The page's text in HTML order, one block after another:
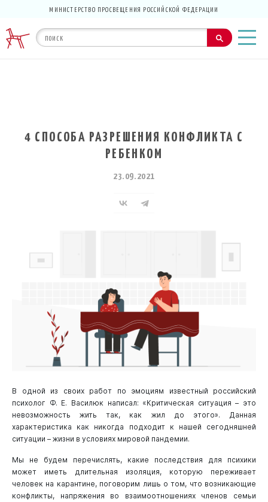
МИНИСТЕРСТВО ПРОСВЕЩЕНИЯ РОССИЙСКОЙ ФЕДЕРАЦИИ
4 СПОСОБА РАЗРЕШЕНИЯ КОНФЛИКТА С
РЕБЕНКОМ
23.09.2021
В одной из своих работ по эмоциям известный российский
психолог Ф. Е. Василюк написал: «Критическая ситуация – это
невозможность жить так, как жил до этого». Данная
характеристика как никогда подходит к нашей сегодняшней
ситуации – жизни в условиях мировой пандемии.
Мы не будем перечислять, какие последствия для психики
может иметь длительная изоляция, которую переживает
человек на карантине, поговорим лишь о том, что возникающие
конфликты, напряжения во взаимоотношениях членов семьи